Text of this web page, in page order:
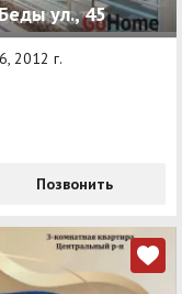
ул., 45
2012 г.
Позвонить